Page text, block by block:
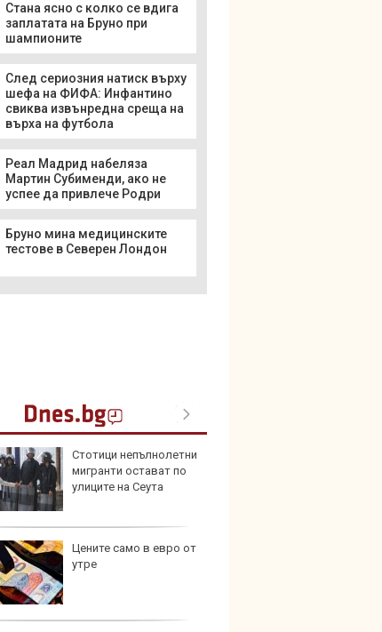
Стана ясно с колко се вдига
заплатата на Бруно при
шампионите
След сериозния натиск върху
шефа на ФИФА: Инфантино
свиква извънредна среща на
върха на футбола
Реал Мадрид набеляза
Мартин Субименди, ако не
успее да привлече Родри
Бруно мина медицинските
тестове в Северен Лондон
Стотици непълнолетни
мигранти остават по
улиците на Сеута
Цените само в евро от
утре